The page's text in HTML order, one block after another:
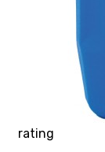
rating